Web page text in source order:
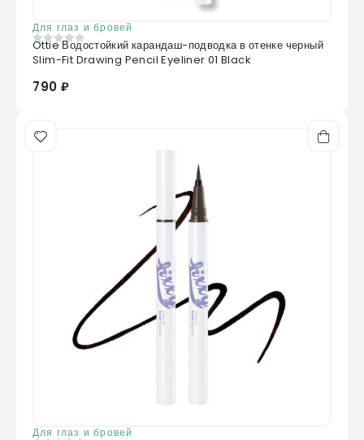
Для глаз и бровей
0из 5
Ottie Водостойкий карандаш-подводка в отенке черный
Slim-Fit Drawing Pencil Eyeliner 01 Black
790 ₽
Для глаз и бровей